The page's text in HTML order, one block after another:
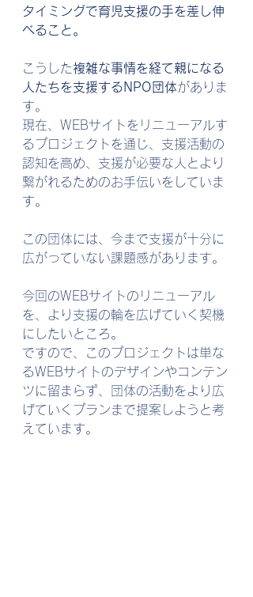
タイミングで育児支援の手を差し伸
べること。
こうした複雑な事情を経て親になる
人たちを支援するNPO団体がありま
す。
現在、WEBサイトをリニューアルす
るプロジェクトを通じ、支援活動の
認知を高め、支援が必要な人とより
繋がれるためのお手伝いをしていま
す。
この団体には、今まで支援が十分に
広がっていない課題感があります。
今回のWEBサイトのリニューアル
を、より支援の輪を広げていく契機
にしたいところ。
ですので、このプロジェクトは単な
るWEBサイトのデザインやコンテン
ツに留まらず、団体の活動をより広
げていくプランまで提案しようと考
えています。